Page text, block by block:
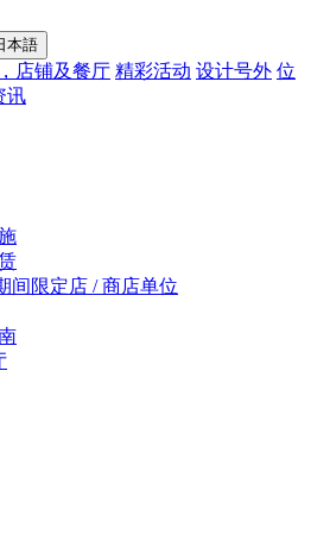
本語
店铺及餐厅 精彩活动 设计号外 位
讯
间限定店 / 商店单位